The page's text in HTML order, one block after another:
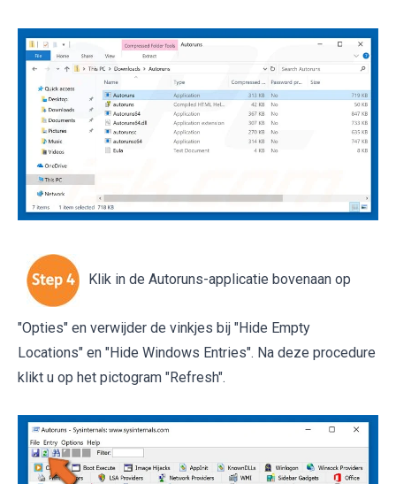
Klik in de Autoruns-applicatie bovenaan op
"Opties" en verwijder de vinkjes bij "Hide Empty
Locations" en "Hide Windows Entries". Na deze procedure
klikt u op het pictogram "Refresh".